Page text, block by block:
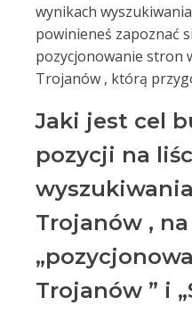
wynikach
powinieneś zapoznać
pozycjonowanie stron
Trojanów , którą
Jaki jest cel
pozycji na
Trojanów ,
Trojanów ” i